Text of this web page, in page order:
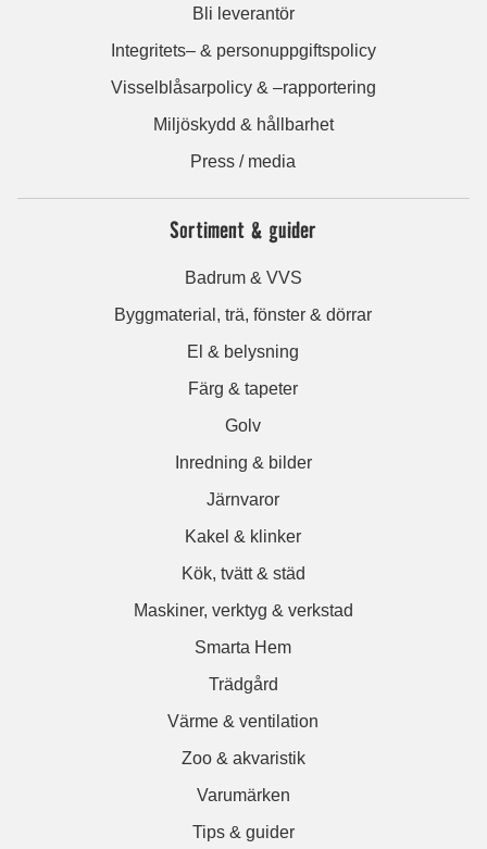
Bli leverantör
Integritets– & personuppgiftspolicy
Visselblåsarpolicy & –rapportering
Miljöskydd & hållbarhet
Press / media
Sortiment & guider
Badrum & VVS
Byggmaterial, trä, fönster & dörrar
El & belysning
Färg & tapeter
Golv
Inredning & bilder
Järnvaror
Kakel & klinker
Kök, tvätt & städ
Maskiner, verktyg & verkstad
Smarta Hem
Trädgård
Värme & ventilation
Zoo & akvaristik
Varumärken
Tips & guider